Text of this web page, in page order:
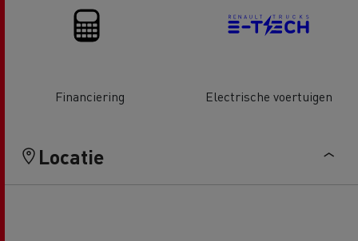
Financiering Electrische voertuigen
Locatie